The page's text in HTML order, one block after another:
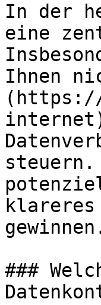
In der
eine
Ihnen
(https://
###